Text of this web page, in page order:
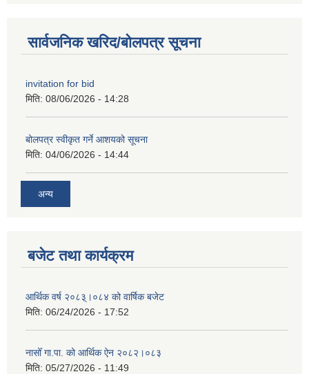
सार्वजनिक खरिद/बोलपत्र सूचना
invitation for bid
मिति: 08/06/2026 - 14:28
बोलपत्र स्वीकृत गर्ने आशयको सूचना
मिति: 04/06/2026 - 14:44
अन्य
बजेट तथा कार्यक्रम
आर्थिक वर्ष २०८३्।०८४ को वार्षिक बजेट
मिति: 06/24/2026 - 17:52
नासोँ गा.पा. को आर्थिक ऐन २०८२।०८३
मिति: 05/27/2026 - 11:49